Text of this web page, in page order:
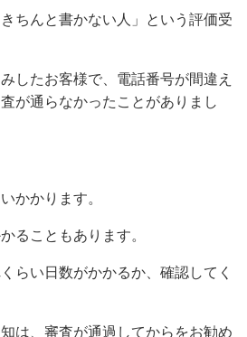
ちんと書かない人」という評価受
したお客様で、電話番号が間違え
が通らなかったことがありまし
かかります。
ることもあります。
らい日数がかかるか、確認してく
は、審査が通過してからをお勧め